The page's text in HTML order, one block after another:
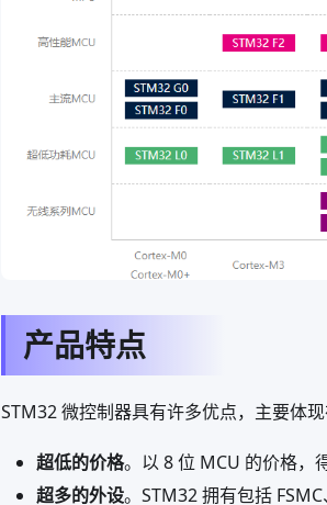
产品特点
STM32 微控制器具有许多优点，主要体现
超低的价格。以 8 位 MCU 的价格，
超多的外设。STM32 拥有包括